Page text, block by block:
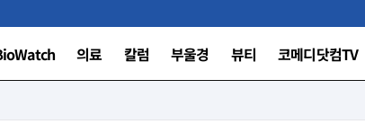
의료 칼럼 부울경 뷰티 코메디닷컴TV